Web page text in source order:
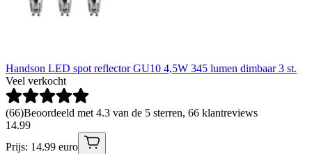
Handson LED spot reflector GU10 4,5W 345 lumen dimbaar 3 st.
Veel verkocht
(66)Beoordeeld met 4.3 van de 5 sterren, 66 klantreviews
14.99
Prijs: 14.99 euro